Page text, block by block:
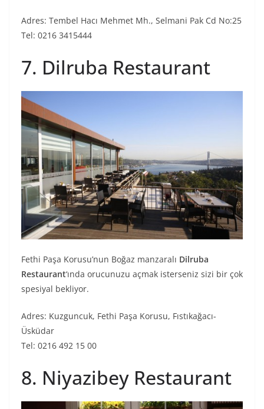
Adres: Tembel Hacı Mehmet Mh., Selmani Pak Cd No:25
Tel: 0216 3415444
7. Dilruba Restaurant
Fethi Paşa Korusu’nun Boğaz manzaralı Dilruba
Restaurant‘ında orucunuzu açmak isterseniz sizi bir çok
spesiyal bekliyor.
Adres: Kuzguncuk, Fethi Paşa Korusu, Fıstıkağacı-
Üsküdar
Tel: 0216 492 15 00
8. Niyazibey Restaurant